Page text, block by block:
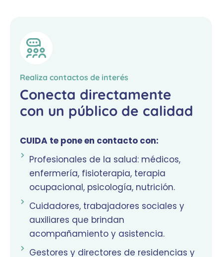
Realiza contactos de interés
Conecta directamente
con un público de calidad
CUIDA te pone en contacto con:
Profesionales de la salud: médicos,
enfermería, fisioterapia, terapia
ocupacional, psicología, nutrición.
Cuidadores, trabajadores sociales y
auxiliares que brindan
acompañamiento y asistencia.
Gestores y directores de residencias y